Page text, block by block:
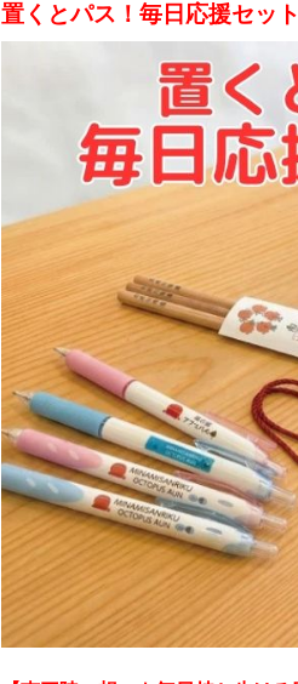
置くとパス！毎日応援セット